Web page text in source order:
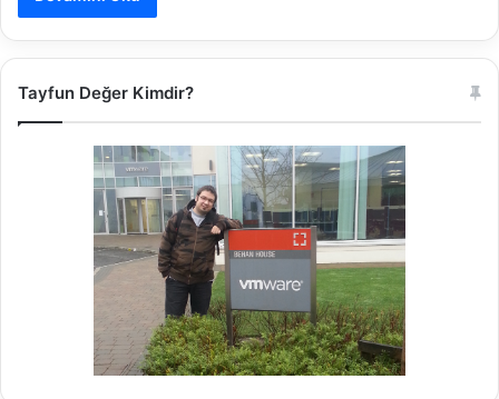
Tayfun Değer Kimdir?